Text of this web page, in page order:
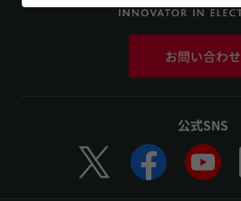
お問い合わせ
公式SNS